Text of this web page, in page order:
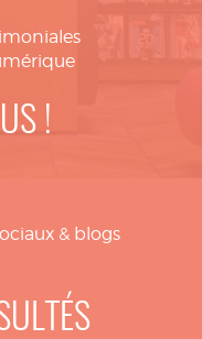
!
& blogs